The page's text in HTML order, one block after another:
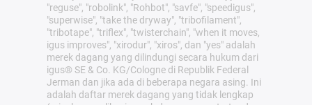
"reguse", "robolink", "Rohbot", "savfe", "speedigus",
"superwise", "take the dryway", "tribofilament",
"tribotape", "triflex", "twisterchain", "when it moves,
igus improves", "xirodur", "xiros", dan "yes" adalah
merek dagang yang dilindungi secara hukum dari
igus® SE & Co. KG/Cologne di Republik Federal
Jerman dan jika ada di beberapa negara asing. Ini
adalah daftar merek dagang yang tidak lengkap